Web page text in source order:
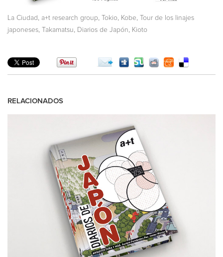
La Ciudad a+t research group Tokio Kobe Tour de los linajes
japoneses Takamatsu Diarios de Japón Kioto
RELACIONADOS